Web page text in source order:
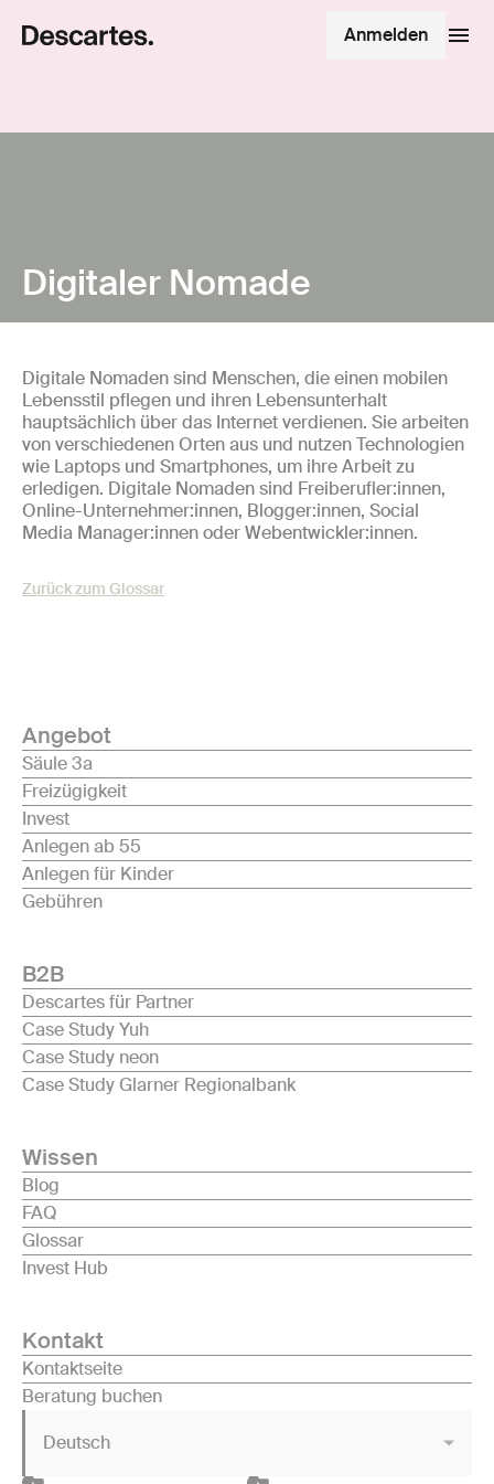
Anmelden
Digitaler Nomade
Digitale Nomaden sind Menschen, die einen mobilen
Lebensstil pflegen und ihren Lebensunterhalt
hauptsächlich über das Internet verdienen. Sie arbeiten
von verschiedenen Orten aus und nutzen Technologien
wie Laptops und Smartphones, um ihre Arbeit zu
erledigen. Digitale Nomaden sind Freiberufler:innen,
Online-Unternehmer:innen, Blogger:innen, Social
Media Manager:innen oder Webentwickler:innen.
Zurück zum Glossar
Angebot
Säule 3a
Freizügigkeit
Invest
Anlegen ab 55
Anlegen für Kinder
Gebühren
B2B
Descartes für Partner
Case Study Yuh
Case Study neon
Case Study Glarner Regionalbank
Wissen
Blog
FAQ
Glossar
Invest Hub
Kontakt
Kontaktseite
Beratung buchen
Deutsch